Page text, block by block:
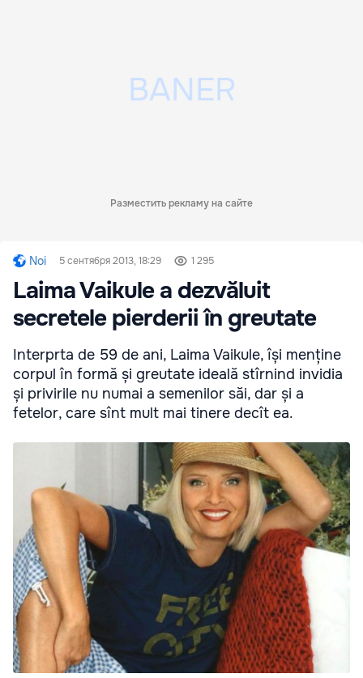
Разместить рекламу на сайте
Noi 5 сентября 2013, 18:29 1 295
Laima Vaikule a dezvăluit
secretele pierderii în greutate
Interprta de 59 de ani, Laima Vaikule, își menține
corpul în formă și greutate ideală stîrnind invidia
și privirile nu numai a semenilor săi, dar și a
fetelor, care sînt mult mai tinere decît ea.